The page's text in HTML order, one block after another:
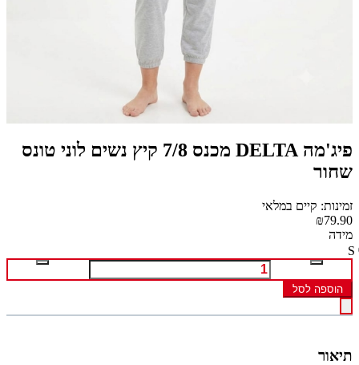
פיג'מה DELTA מכנס 7/8 קיץ נשים לוני טונס
שחור
זמינות: קיים במלאי
₪79.90
מידה
S
הוספה לסל
תיאור